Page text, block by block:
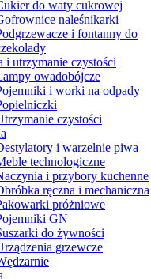
do waty cukrowej
naleśnikarki
i fontanny do
i utrzymanie czystości
owadobójcze
i worki na odpady
czystości
i warzelnie piwa
technologiczne
i przybory kuchenne
ręczna i mechaniczna
próżniowe
GN
do żywności
grzewcze